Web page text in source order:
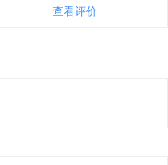
查看评价